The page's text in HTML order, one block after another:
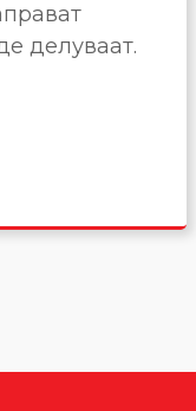
делуваат.